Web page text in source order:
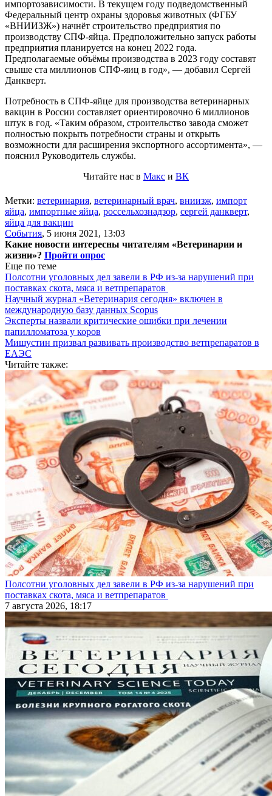
импортозависимости. В текущем году подведомственный
Федеральный центр охраны здоровья животных (ФГБУ
«ВНИИЗЖ») начнёт строительство предприятия по
производству СПФ-яйца. Предположительно запуск работы
предприятия планируется на конец 2022 года.
Предполагаемые объёмы производства в 2023 году составят
свыше ста миллионов СПФ-яиц в год», — добавил Сергей
Данкверт.
Потребность в СПФ-яйце для производства ветеринарных
вакцин в России составляет ориентировочно 6 миллионов
штук в год. «Таким образом, строительство завода сможет
полностью покрыть потребности страны и открыть
возможности для расширения экспортного ассортимента», —
пояснил Руководитель службы.
Читайте нас в Макс и ВК
Метки: ветеринария, ветеринарный врач, вниизж, импорт
яйца, импортные яйца, россельхознадзор, сергей данкверт,
яйца для вакцин
События, 5 июня 2021, 13:03
Какие новости интересны читателям «Ветеринарии и
жизни»? Пройти опрос
Еще по теме
Полсотни уголовных дел завели в РФ из-за нарушений при
поставках скота, мяса и ветпрепаратов
Научный журнал «Ветеринария сегодня» включен в
международную базу данных Scopus
Эксперты назвали критические ошибки при лечении
папилломатоза у коров
Мишустин призвал развивать производство ветпрепаратов в
ЕАЭС
Читайте также:
Полсотни уголовных дел завели в РФ из-за нарушений при
поставках скота, мяса и ветпрепаратов
7 августа 2026, 18:17